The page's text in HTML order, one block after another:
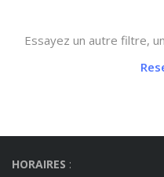
Essayez un autre filtre,
HORAIRES :